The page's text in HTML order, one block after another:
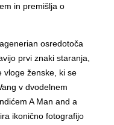
in premišlja o
osredotoča
prvi znaki staranja,
vloge ženske, ki se
v dvodelnem
A Man and a
ikonično fotografijo